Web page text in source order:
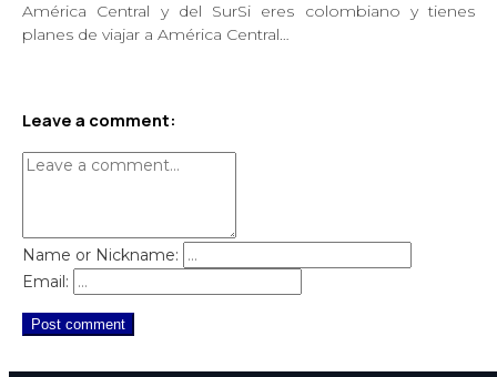
América Central y del SurSi eres colombiano y tienes
planes de viajar a América Central…
Leave a comment:
Name or Nickname:
Email:
Post comment